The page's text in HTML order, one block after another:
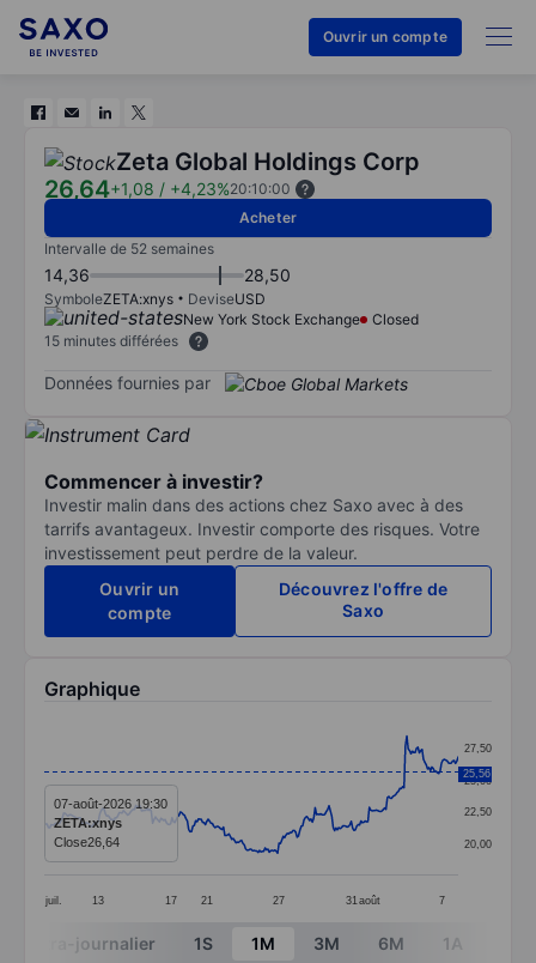
Ouvrir un compte
Zeta Global Holdings Corp
26,64+1,08 / +4,23%20:10:00
Acheter
Intervalle de 52 semaines
14,36 28,50
SymboleZETA:xnys DeviseUSD
New York Stock Exchange
Closed
15 minutes différées
Données fournies par
Commencer à investir?
Investir malin dans des actions chez Saxo avec à des
tarrifs avantageux. Investir comporte des risques. Votre
investissement peut perdre de la valeur.
Ouvrir un
compte
Découvrez l'offre de
Saxo
Graphique
Line chart with 299 data points.
The chart has 1 X axis displaying categories.
The chart has 1 Y axis displaying values. Data ranges
juil. 13 17 21 27 31 août 7
20,00
22,50
25,00
27,50
25,56
07-août-2026 19:30
ZETA:xnys
Close26,64
End of interactive chart.
Intra-journalier 1S 1M 3M 6M 1A